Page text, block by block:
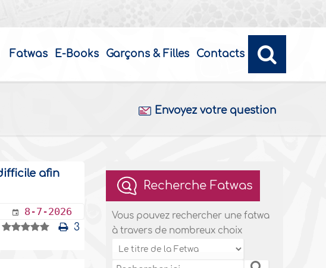
Fatwas E-Books Garçons & Filles Contacts
Envoyez votre question
afin
8-7-2026
3
Recherche Fatwas
Vous pouvez rechercher une fatwa
à travers de nombreux choix